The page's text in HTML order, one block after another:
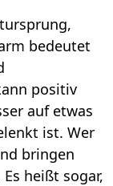
bedeutet
positiv
auf etwas
ist. Wer
bringen
heißt sogar,